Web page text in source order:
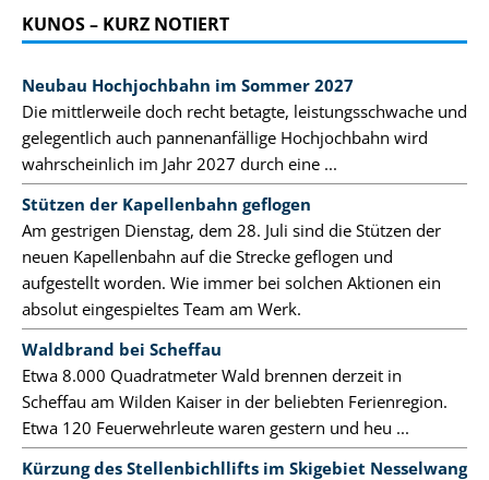
KUNOS – KURZ NOTIERT
Neubau Hochjochbahn im Sommer 2027
Die mittlerweile doch recht betagte, leistungsschwache und
gelegentlich auch pannenanfällige Hochjochbahn wird
wahrscheinlich im Jahr 2027 durch eine ...
Stützen der Kapellenbahn geflogen
Am gestrigen Dienstag, dem 28. Juli sind die Stützen der
neuen Kapellenbahn auf die Strecke geflogen und
aufgestellt worden. Wie immer bei solchen Aktionen ein
absolut eingespieltes Team am Werk.
Waldbrand bei Scheffau
Etwa 8.000 Quadratmeter Wald brennen derzeit in
Scheffau am Wilden Kaiser in der beliebten Ferienregion.
Etwa 120 Feuerwehrleute waren gestern und heu ...
Kürzung des Stellenbichllifts im Skigebiet Nesselwang